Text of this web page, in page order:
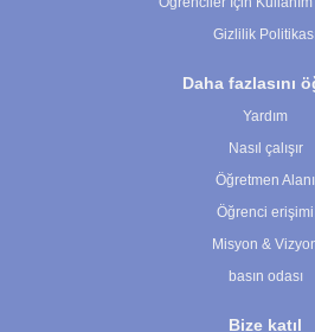
Gizlilik Politikası
Daha fazlasını
Yardım
Nasıl çalışır
Öğretmen Alanı
Öğrenci erişimi
Misyon &
basın odası
Bize katıl